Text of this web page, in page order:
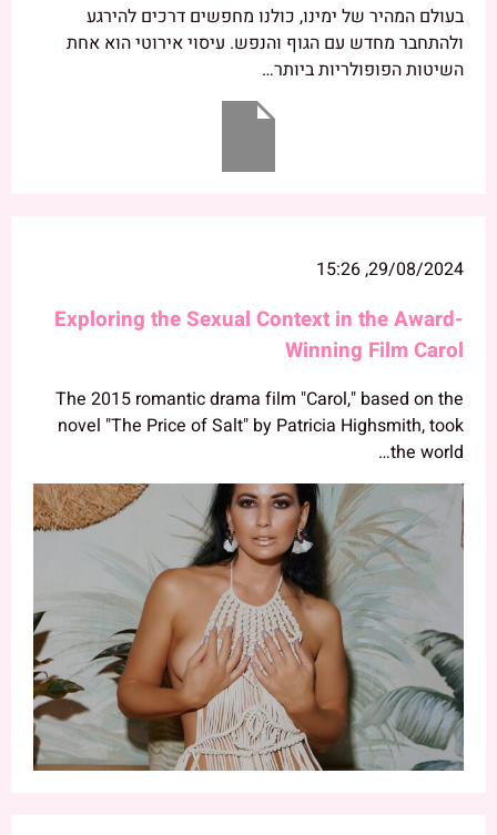
בעולם המהיר של ימינו, כולנו מחפשים דרכים להירגע
ולהתחבר מחדש עם הגוף והנפש. עיסוי אירוטי הוא אחת
השיטות הפופולריות ביותר…
29/08/2024, 15:26
Exploring the Sexual Context in the Award-
Winning Film Carol
The 2015 romantic drama film "Carol," based on the
novel "The Price of Salt" by Patricia Highsmith, took
the world…